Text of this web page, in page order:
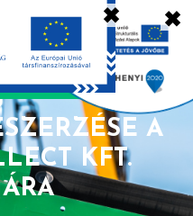
✖
✖
A
KFT.